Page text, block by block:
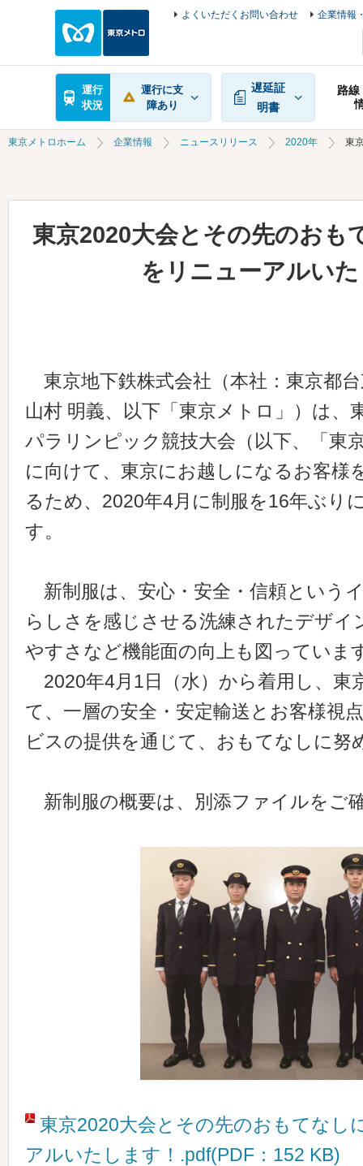
運行
状況
運行に支
障あり
遅延証
明書
路線
よくいただくお問い合わせ 企業情報
東京メトロホーム 企業情報 ニュースリリース 2020年 東
東京2020大会とその先のおも
をリニューアルい
東京地下鉄株式会社（本社：東京都
山村 明義、以下「東京メトロ」）は、
パラリンピック競技大会（以下、「東
に向けて、東京にお越しになるお客様
るため、2020年4月に制服を16年ぶり
す。
新制服は、安心・安全・信頼という
らしさを感じさせる洗練されたデザ
やすさなど機能面の向上も図っていま
2020年4月1日（水）から着用し、東
て、一層の安全・安定輸送とお客様視
ビスの提供を通じて、おもてなしに努
新制服の概要は、別添ファイルをご
東京2020大会とその先のおもてなし
アルいたします！.pdf(PDF：152 KB)